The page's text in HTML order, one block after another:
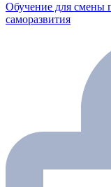
Обучение для смены
саморазвития